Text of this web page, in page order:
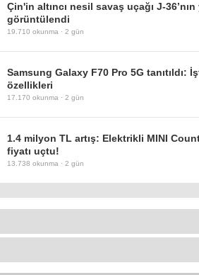
Çin'in altıncı nesil savaş uçağı J-
görüntülendi
19.710 okunma · 2 gün
Samsung Galaxy F70 Pro 5G tanıtıldı:
özellikleri
17.170 okunma · 2 gün
1.4 milyon TL artış: Elektrikli MINI
fiyatı uçtu!
13.738 okunma · 2 gün